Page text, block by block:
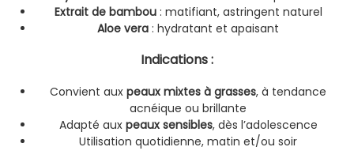
Extrait de bambou: matifiant, astringent naturel
Aloe vera : hydratant et apaisant
Indications:
Convient aux peaux mixtes à grasses, à tendance
acnéique ou brillante
Adapté aux peaux sensibles, dès l’adolescence
Utilisation quotidienne, matin et/ou soir